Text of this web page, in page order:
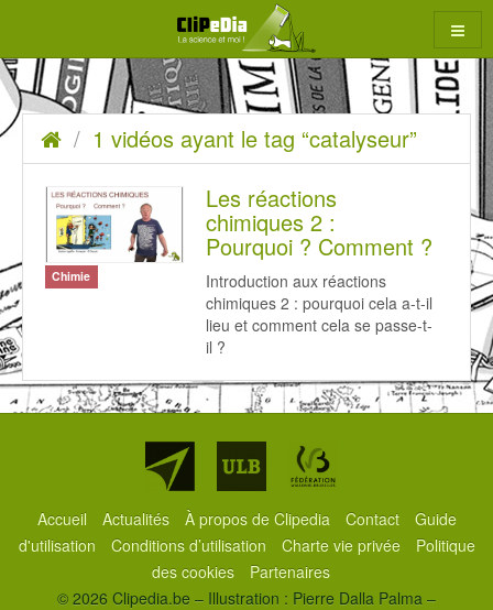
contenu
1
vidéos
ayant
tag
“catalyseur”
Accueil1 vidéos ayant le tag “catalyseur”
Chimie
Les réactions
chimiques 2 :
Pourquoi ? Comment ?
Introduction aux réactions
chimiques 2 : pourquoi cela a-t-il
lieu et comment cela se passe-t-
il ?
Partenaires
Accueil Actualités À propos de Clipedia Contact
Guide
d'utilisation
Conditions d’utilisation Charte vie privée
Politique
des cookies
Partenaires
© 2026 Clipedia.be – Illustration : Pierre Dalla Palma –